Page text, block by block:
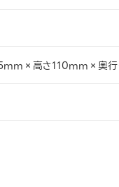
高さ110mm×奥